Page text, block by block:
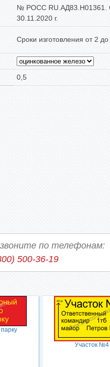
№ РОСС RU.АД83.Н01361.
30.11.2020 г.
Сроки изготовления от 2
0,5
по телефонам:
500-36-19
Участок №4